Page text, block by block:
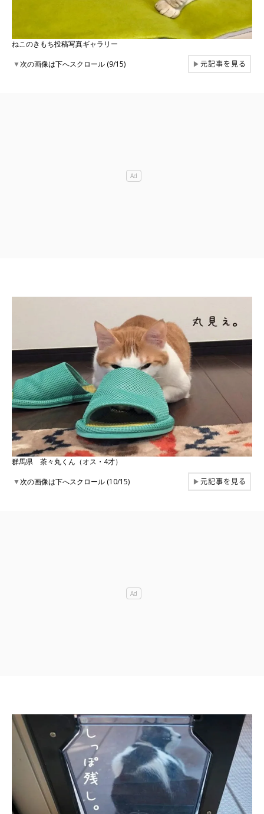
ねこのきもち投稿写真ギャラリー
▼次の画像は下へスクロール (9/15) ▶元記事を見る
群馬県 茶々丸くん（オス・4才）
▼次の画像は下へスクロール (10/15) ▶元記事を見る